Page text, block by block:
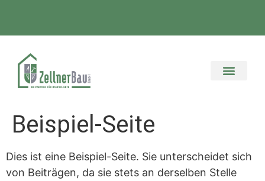
Beispiel-Seite
Dies ist eine Beispiel-Seite. Sie unterscheidet sich
von Beiträgen, da sie stets an derselben Stelle